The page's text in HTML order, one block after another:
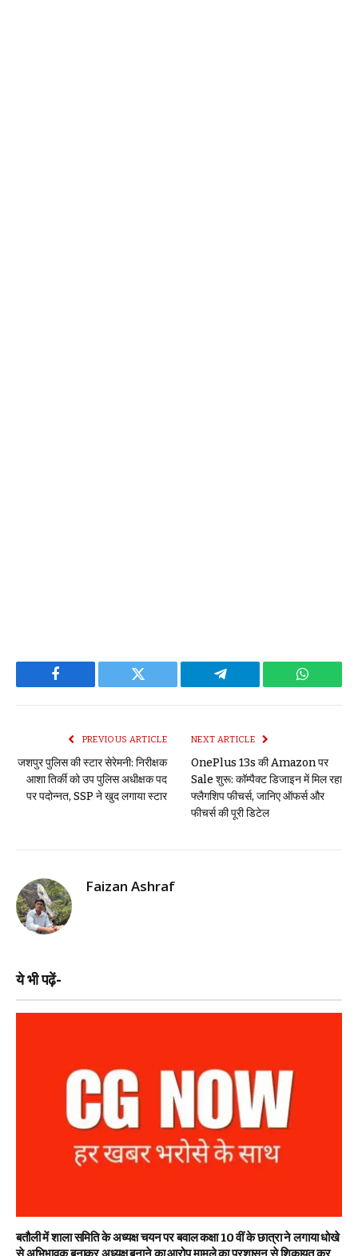
Facebook Twitter Telegram
PREVIOUS ARTICLE
जशपुर पुलिस की स्टार सेरेमनी: निरीक्षक
आशा तिर्की को उप पुलिस अधीक्षक पद
पर पदोन्नत, SSP ने खुद लगाया स्टार
NEXT ARTICLE
OnePlus 13s की Amazon पर
Sale शुरू: कॉम्पैक्ट डिजाइन में मिल रहा
फ्लैगशिप फीचर्स, जानिए ऑफर्स और
फीचर्स की पूरी डिटेल
Faizan Ashraf
ये भी पढ़ें-
बतौली में शाला समिति के अध्यक्ष चयन पर बवाल कक्षा 10 वीं के छात्रा ने लगाया धोखे